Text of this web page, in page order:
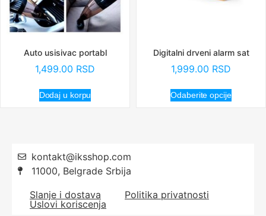
Auto usisivac portabl
1,499.00 RSD
Dodaj u korpu
Digitalni drveni alarm sat
1,999.00 RSD
Odaberite opcije
kontakt@iksshop.com
11000, Belgrade Srbija
Slanje i dostava
Politika privatnosti
Uslovi koriscenja